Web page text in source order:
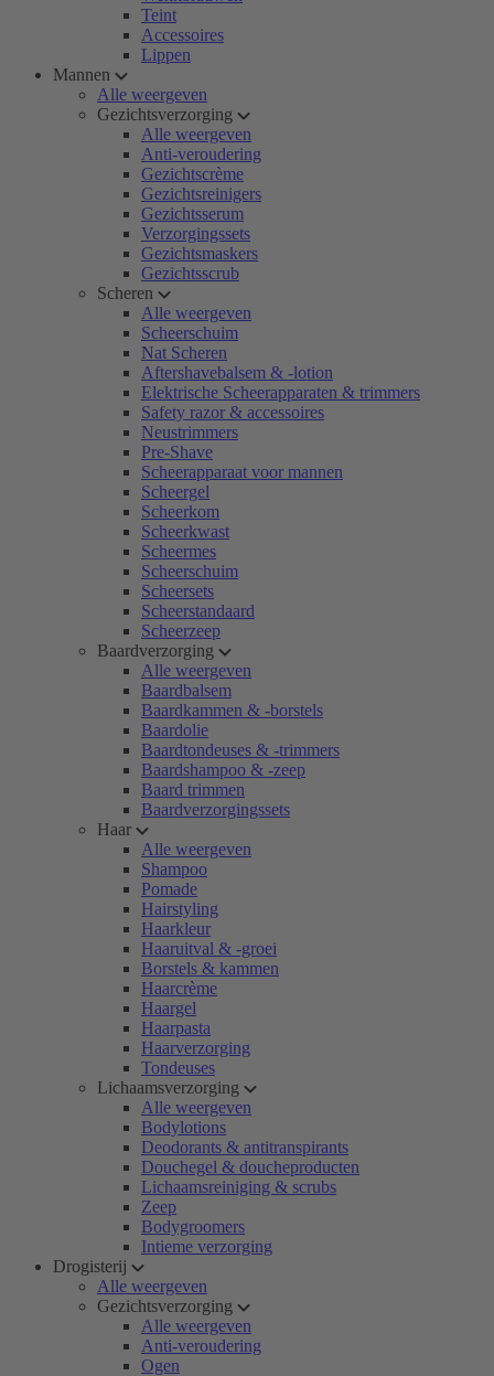
Teint
Accessoires
Lippen
Mannen
Alle weergeven
Gezichtsverzorging
Alle weergeven
Anti-veroudering
Gezichtscrème
Gezichtsreinigers
Gezichtsserum
Verzorgingssets
Gezichtsmaskers
Gezichtsscrub
Scheren
Alle weergeven
Scheerschuim
Nat Scheren
Aftershavebalsem & -lotion
Elektrische Scheerapparaten & trimmers
Safety razor & accessoires
Neustrimmers
Pre-Shave
Scheerapparaat voor mannen
Scheergel
Scheerkom
Scheerkwast
Scheermes
Scheerschuim
Scheersets
Scheerstandaard
Scheerzeep
Baardverzorging
Alle weergeven
Baardbalsem
Baardkammen & -borstels
Baardolie
Baardtondeuses & -trimmers
Baardshampoo & -zeep
Baard trimmen
Baardverzorgingssets
Haar
Alle weergeven
Shampoo
Pomade
Hairstyling
Haarkleur
Haaruitval & -groei
Borstels & kammen
Haarcrème
Haargel
Haarpasta
Haarverzorging
Tondeuses
Lichaamsverzorging
Alle weergeven
Bodylotions
Deodorants & antitranspirants
Douchegel & doucheproducten
Lichaamsreiniging & scrubs
Zeep
Bodygroomers
Intieme verzorging
Drogisterij
Alle weergeven
Gezichtsverzorging
Alle weergeven
Anti-veroudering
Ogen